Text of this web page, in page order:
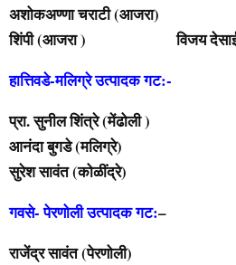
अशोकअण्णा चराटी
शिंपी (आजरा ) विजय देसाई
हात्तिवडे-मलिग्रे उत्पादक गट:-
प्रा. सुनील शिंत्रे (मेंढोली )
आनंदा बुगडे (मलिग्रे)
सुरेश सावंत (कोळींद्रे)
गवसे- पेरणोली उत्पादक गट:–
राजेंद्र सावंत (पेरणोली)